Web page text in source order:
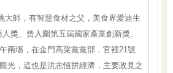
大師，有智慧食材之父，美食界愛迪生
獎、曾入圍第五屆國家產業創新獎、
兩塲，在金門高粱黨黨部，官裡21號
光，這也是洪志恒拼經濟，主要政見之